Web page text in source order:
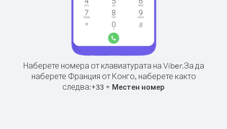
Наберете номера от клавиатурата на Viber.За да
наберете Франция от Конго, наберете както
следва:+33 + Местен номер